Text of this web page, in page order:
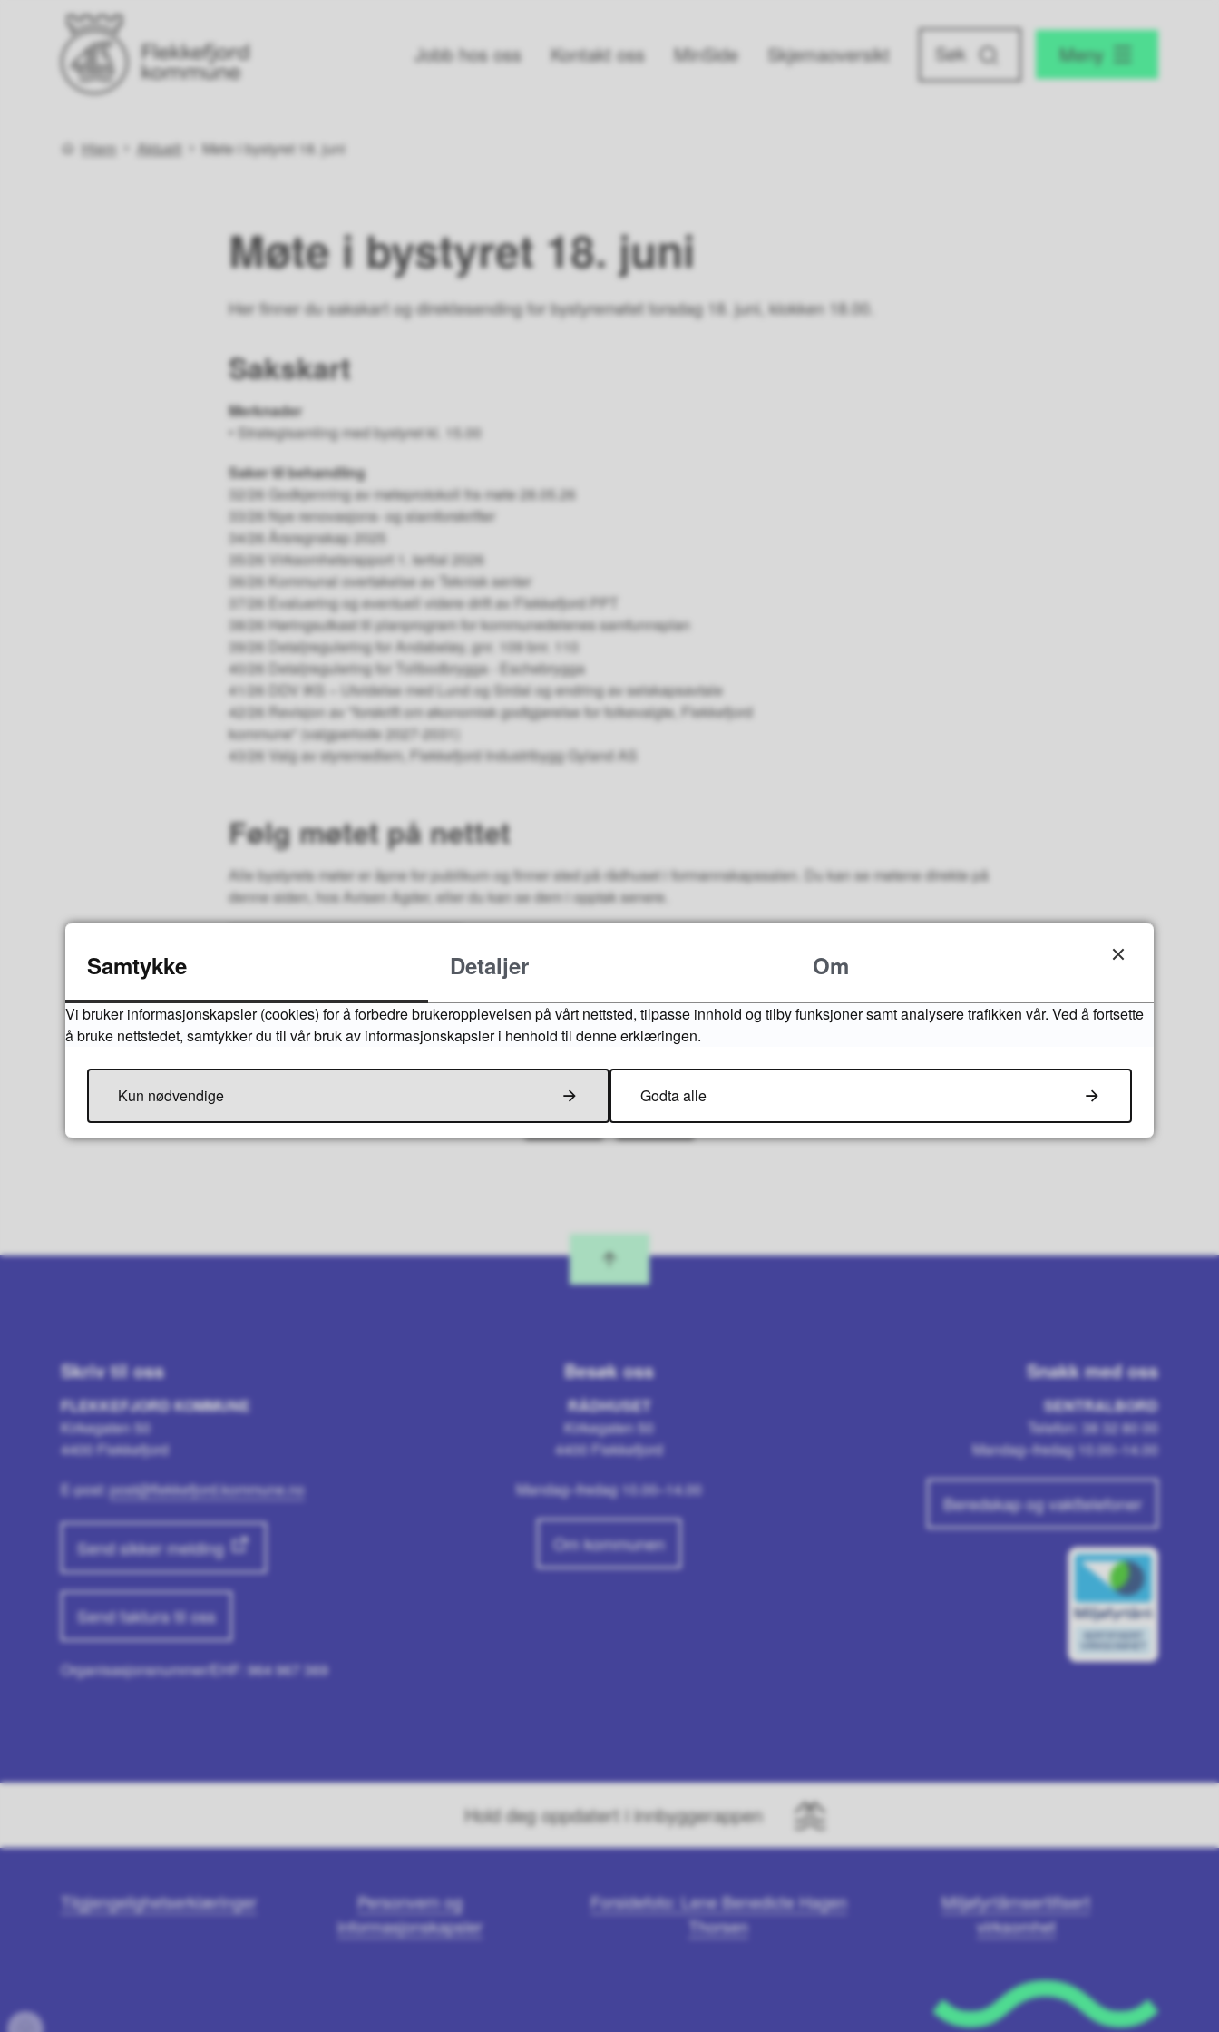
Jobb hos oss Kontakt oss MinSide Skjemaoversikt Meny
Du er her:
Hjem Aktuelt Møte i bystyret 18. juni
Møte i bystyret 18. juni
Her finner du sakskart og direktesending for bystyremøtet torsdag 18. juni, klokken 18.00.
Sakskart
Merknader
• Strategisamling med bystyret kl. 15.00
Saker til behandling
32/26 Godkjenning av møteprotokoll fra møte 28.05.26
33/26 Nye renovasjons- og slamforskrifter
34/26 Årsregnskap 2025
35/26 Virksomhetsrapport 1. tertial 2026
36/26 Kommunal overtakelse av Teknisk senter
37/26 Evaluering og eventuell videre drift av Flekkefjord PPT
38/26 Høringsutkast til planprogram for kommunedelenes samfunnsplan
39/26 Detaljregulering for Andabeløy, gnr. 109 bnr. 110
40/26 Detaljregulering for Tollbodbrygga - Eschebrygga
41/26 DDV IKS – Utvidelse med Lund og Sirdal og endring av selskapsavtale
42/26 Revisjon av "forskrift om økonomisk godtgjørelse for folkevalgte, Flekkefjord
kommune" (valgperiode 2027-2031)
43/26 Valg av styremedlem, Flekkefjord Industribygg Gyland AS
Følg møtet på nettet
Alle bystyrets møter er åpne for publikum og finner sted på rådhuset i formannskapssalen. Du kan se møtene direkte på
denne siden, hos Avisen Agder, eller du kan se dem i opptak senere.
Fant du det du lette etter?
Ja Nei
Skriv til oss
FLEKKEFJORD KOMMUNE
Kirkegaten 50
4400 Flekkefjord
E-post:post@flekkefjord.kommune.no
Send sikker melding
Send faktura til oss
Organisasjonsnummer/EHF: 964 967 369
Besøk oss
RÅDHUSET
Kirkegaten 50
4400 Flekkefjord
Mandag–fredag 10.00–14.00
Om kommunen
Snakk med oss
SENTRALBORD
Telefon: 38 32 80 00
Mandag–fredag 10.00–14.00
Beredskap og vakttelefoner
Hold deg oppdatert i innbyggerappen
Tilgjengelighetserklæringer
Personvern og
informasjonskapsler
Forsidefoto: Lene Benedicte Hagen
Thorsen
Miljøfyrtårnsertifisert
virksomhet
Samtykke Detaljer Om
Vi bruker informasjonskapsler (cookies) for å forbedre brukeropplevelsen på vårt nettsted, tilpasse innhold og tilby funksjoner samt analysere trafikken vår. Ved å fortsette
å bruke nettstedet, samtykker du til vår bruk av informasjonskapsler i henhold til denne erklæringen.
Kun nødvendige Godta alle